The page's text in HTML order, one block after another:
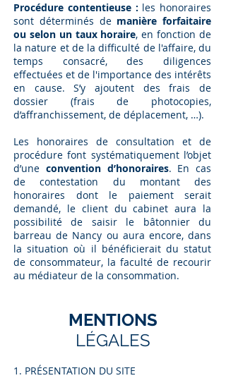
Procédure contentieuse : les honoraires
sont déterminés de manière forfaitaire
ou selon un taux horaire, en fonction de
la nature et de la difficulté de l'affaire, du
temps consacré, des diligences
effectuées et de l'importance des intérêts
en cause. S’y ajoutent des frais de
dossier (frais de photocopies,
d’affranchissement, de déplacement, …).
Les honoraires de consultation et de
procédure font systématiquement l’objet
d’une convention d’honoraires. En cas
de contestation du montant des
honoraires dont le paiement serait
demandé, le client du cabinet aura la
possibilité de saisir le bâtonnier du
barreau de Nancy ou aura encore, dans
la situation où il bénéficierait du statut
de consommateur, la faculté de recourir
au médiateur de la consommation.
MENTIONS
LÉGALES
1. PRÉSENTATION DU SITE